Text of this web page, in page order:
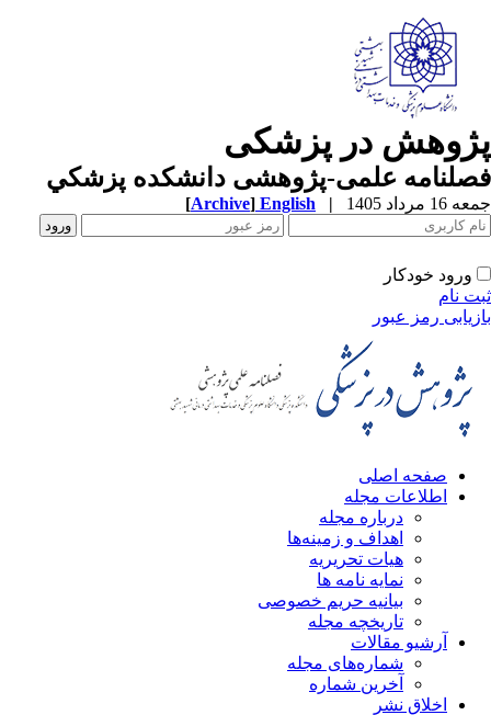
در پزشکی
علمی-پژوهشی دانشکده پزشکي
مرداد 1405 |
English
[Archive]
ورود خودکار
نام
رمز عبور
صفحه اصلی
اطلاعات مجله
درباره مجله
اهداف و زمینه‌ها
هیات تحریریه
نمایه نامه ها
بیانیه حریم خصوصی
تاریخچه مجله
آرشیو مقالات
شماره‌های مجله
آخرین شماره
اخلاق نشر